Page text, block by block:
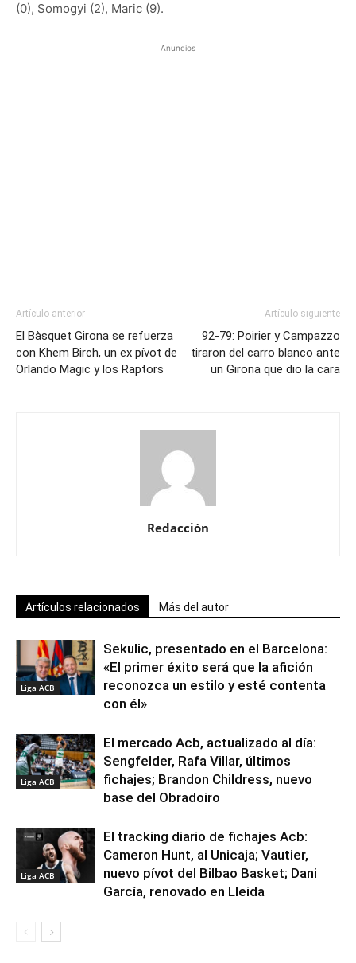
(0), Somogyi (2), Maric (9).
Anuncios
Artículo anterior
El Bàsquet Girona se refuerza
con Khem Birch, un ex pívot de
Orlando Magic y los Raptors
Artículo siguiente
92-79: Poirier y Campazzo
tiraron del carro blanco ante
un Girona que dio la cara
Redacción
Artículos relacionados Más del autor
Liga ACB
Sekulic, presentado en el Barcelona:
«El primer éxito será que la afición
reconozca un estilo y esté contenta
con él»
Liga ACB
El mercado Acb, actualizado al día:
Sengfelder, Rafa Villar, últimos
fichajes; Brandon Childress, nuevo
base del Obradoiro
Liga ACB
El tracking diario de fichajes Acb:
Cameron Hunt, al Unicaja; Vautier,
nuevo pívot del Bilbao Basket; Dani
García, renovado en Lleida